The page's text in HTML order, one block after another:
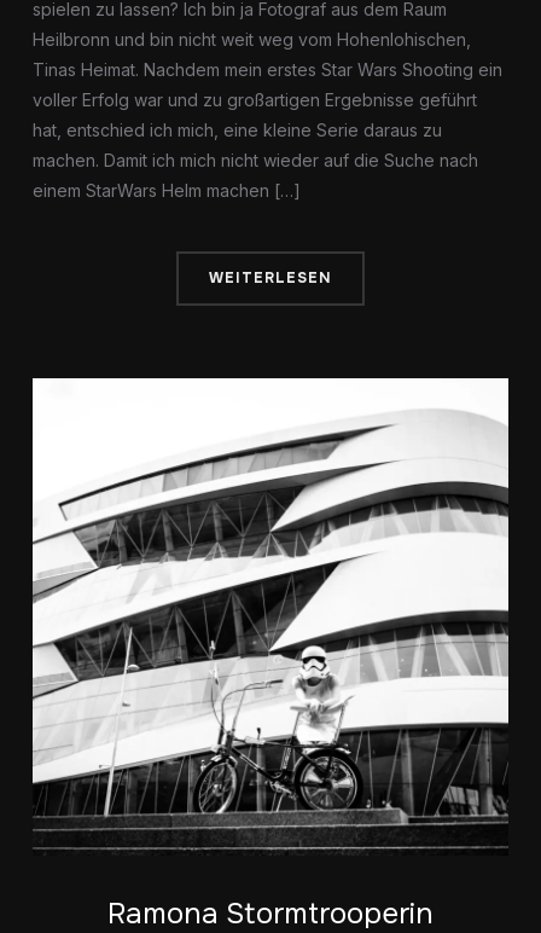
spielen zu lassen? Ich bin ja Fotograf aus dem Raum
Heilbronn und bin nicht weit weg vom Hohenlohischen,
Tinas Heimat. Nachdem mein erstes Star Wars Shooting ein
voller Erfolg war und zu großartigen Ergebnisse geführt
hat, entschied ich mich, eine kleine Serie daraus zu
machen. Damit ich mich nicht wieder auf die Suche nach
einem StarWars Helm machen […]
WEITERLESEN
Ramona Stormtrooperin